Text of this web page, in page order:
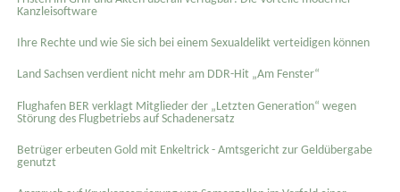
Kanzleisoftware
Ihre Rechte und wie Sie sich bei einem Sexual­delikt verteidigen können
Land Sachsen verdient nicht mehr am DDR-Hit „Am Fenster“
Flughafen BER verklagt Mitglieder der „Letzten Generation“ wegen
Störung des Flugbetriebs auf Schadenersatz
Betrüger erbeuten Gold mit Enkeltrick - Amtsgericht zur Geldübergabe
genutzt